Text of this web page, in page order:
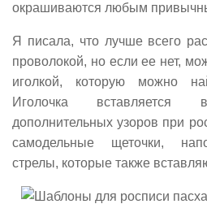
окрашиваются любым
Я писала, что лучше всего
проволокой, но если ее нет,
иголкой, которую можно
Иголочка
дополнительных узоров при
самодельные щеточки,
стрелы, которые также